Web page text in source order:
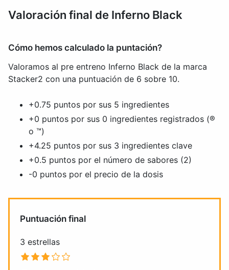
Valoración final de Inferno Black
Cómo hemos calculado la puntación?
Valoramos al pre entreno Inferno Black de la marca
Stacker2 con una puntuación de 6 sobre 10.
+0.75 puntos por sus 5 ingredientes
+0 puntos por sus 0 ingredientes registrados (®
o ™)
+4.25 puntos por sus 3 ingredientes clave
+0.5 puntos por el número de sabores (2)
-0 puntos por el precio de la dosis
Puntuación final
3 estrellas